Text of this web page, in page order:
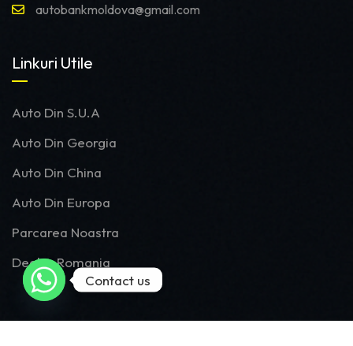
autobankmoldova@gmail.com
Linkuri Utile
Auto Din S.U.A
Auto Din Georgia
Auto Din China
Auto Din Europa
Parcarea Noastra
Dealer Romania
Contact us